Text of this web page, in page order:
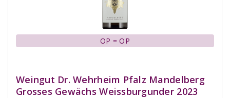
OP = OP
Weingut Dr. Wehrheim Pfalz Mandelberg
Grosses Gewächs Weissburgunder 2023